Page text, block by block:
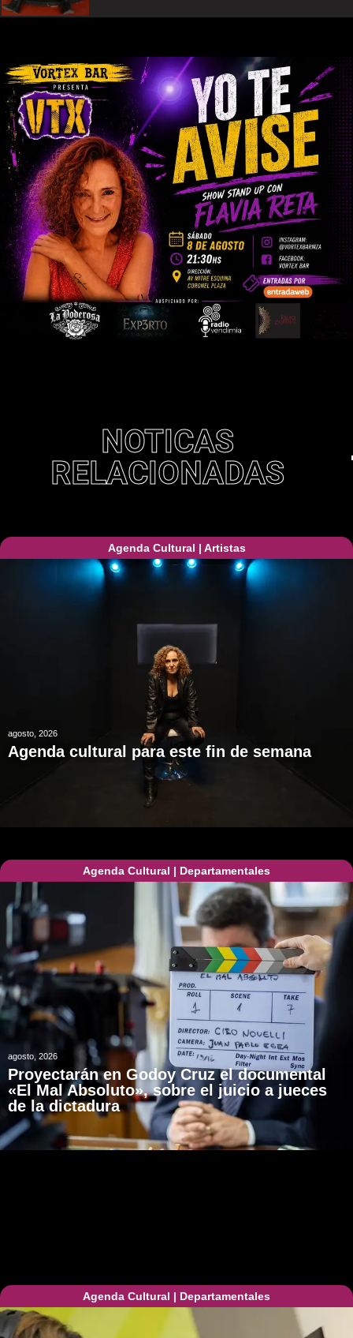
NOTICAS
RELACIONADAS
Agenda Cultural | Artistas
agosto, 2026
Agenda cultural para este fin de semana
Agenda Cultural | Departamentales
agosto, 2026
Proyectarán en Godoy Cruz el documental
«El Mal Absoluto», sobre el juicio a jueces
de la dictadura
Agenda Cultural | Departamentales